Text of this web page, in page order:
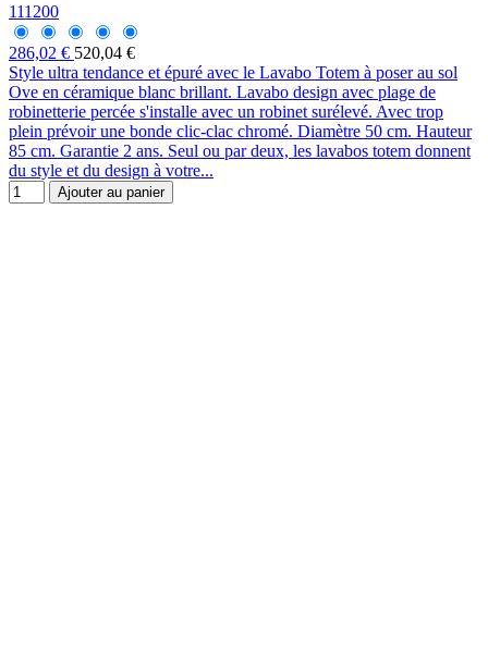
111200
286,02 € 520,04 €
Style ultra tendance et épuré avec le Lavabo Totem à poser au sol
Ove en céramique blanc brillant. Lavabo design avec plage de
robinetterie percée s'installe avec un robinet surélevé. Avec trop
plein prévoir une bonde clic-clac chromé. Diamètre 50 cm. Hauteur
85 cm. Garantie 2 ans. Seul ou par deux, les lavabos totem donnent
du style et du design à votre...
Ajouter au panier